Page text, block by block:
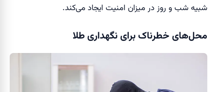
شبیه شب و روز در میزان امنیت ایجاد می‌کند.
محل‌های خطرناک برای نگهداری طلا